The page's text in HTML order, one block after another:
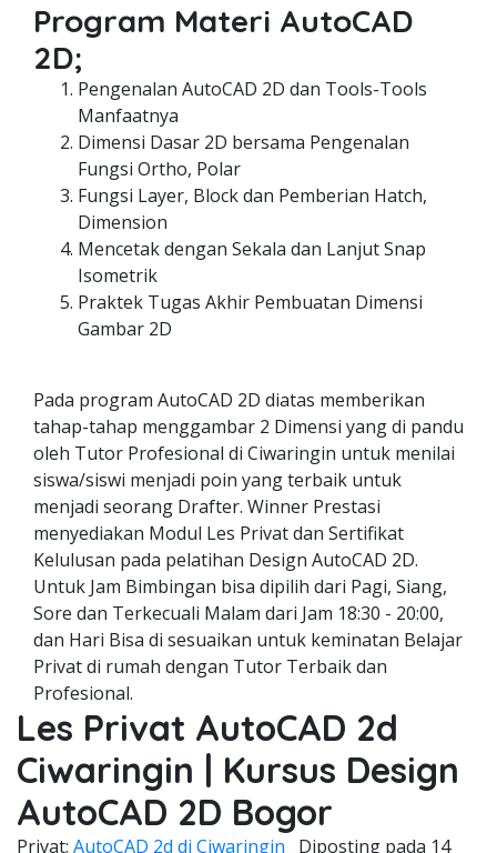
Program Materi AutoCAD
2D;
Pengenalan AutoCAD 2D dan Tools-Tools
Manfaatnya
Dimensi Dasar 2D bersama Pengenalan
Fungsi Ortho, Polar
Fungsi Layer, Block dan Pemberian Hatch,
Dimension
Mencetak dengan Sekala dan Lanjut Snap
Isometrik
Praktek Tugas Akhir Pembuatan Dimensi
Gambar 2D
Pada program AutoCAD 2D diatas memberikan
tahap-tahap menggambar 2 Dimensi yang di pandu
oleh Tutor Profesional di Ciwaringin untuk menilai
siswa/siswi menjadi poin yang terbaik untuk
menjadi seorang Drafter. Winner Prestasi
menyediakan Modul Les Privat dan Sertifikat
Kelulusan pada pelatihan Design AutoCAD 2D.
Untuk Jam Bimbingan bisa dipilih dari Pagi, Siang,
Sore dan Terkecuali Malam dari Jam 18:30 - 20:00,
dan Hari Bisa di sesuaikan untuk keminatan Belajar
Privat di rumah dengan Tutor Terbaik dan
Profesional.
Les Privat AutoCAD 2d
Ciwaringin | Kursus Design
AutoCAD 2D Bogor
Privat; AutoCAD 2d di Ciwaringin Diposting pada 14